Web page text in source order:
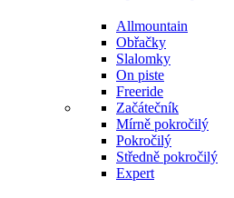
Allmountain
Obřačky
Slalomky
On piste
Freeride
Začátečník
Mírně pokročilý
Pokročilý
Středně pokročilý
Expert